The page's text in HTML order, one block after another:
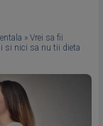
» Vrei sa fii
si nici sa nu tii dieta